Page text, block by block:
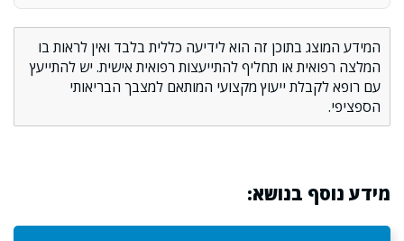
המידע המוצג בתוכן זה הוא לידיעה כללית בלבד ואין לראות בו
המלצה רפואית או תחליף להתייעצות רפואית אישית. יש להתייעץ
עם רופא לקבלת ייעוץ מקצועי המותאם למצבך הבריאותי
הספציפי.
מידע נוסף בנושא: